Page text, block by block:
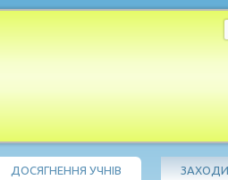
ДОСЯГНЕННЯ УЧНІВ